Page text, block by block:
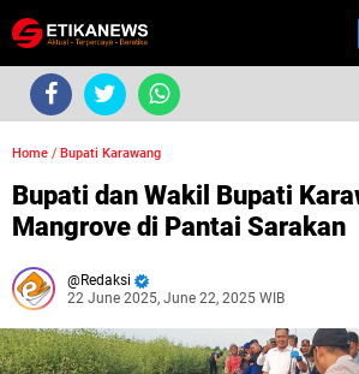
Home / Bupati Karawang
Bupati dan Wakil Bupati
Mangrove di Pantai Sarakan
Redaksi
22 June 2025, June 22, 2025 WIB